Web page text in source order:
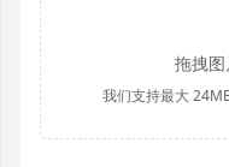
拖拽
我们支持最大